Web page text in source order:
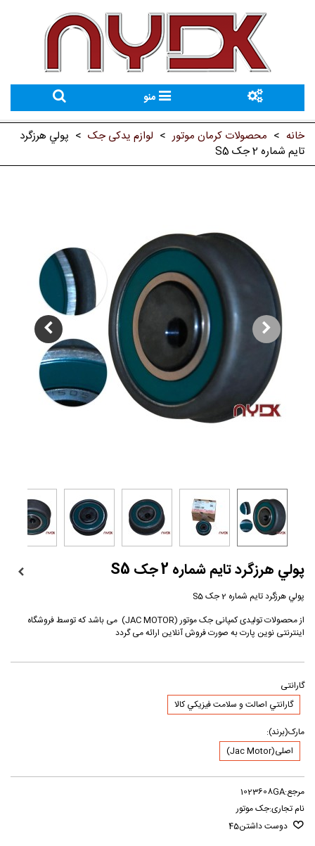
منو
خانه > محصولات کرمان موتور > لوازم یدکی جک > پولي هرزگرد
تايم شماره 2 جک S5
پولي هرزگرد تايم شماره 2 جک S5
پولي هرزگرد تايم شماره 2 جک S5
از محصولات تولیدی کمپانی جک موتور (JAC MOTOR) می باشد که توسط فروشگاه
اینترنتی نوین پارت به صورت فروش آنلاین ارائه می گردد
گارانتی
گارانتي اصالت و سلامت فيزيکي کالا
مارک(برند):
اصلی(Jac Motor)
مرجع:1023608GA
نام تجاری:جک موتور
دوست داشتن45